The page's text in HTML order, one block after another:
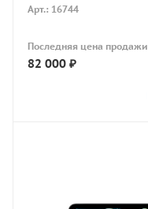
Арт.: 16744
Последняя цена продажи
82 000 ₽